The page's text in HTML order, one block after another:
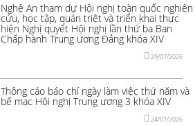
Nghệ An tham dự Hội nghị toàn quốc nghiên
cứu, học tập, quán triệt và triển khai thực
hiện Nghị quyết Hội nghị lần thứ ba Ban
Chấp hành Trung ương Đảng khóa XIV
29/07/2026
Thông cáo báo chí ngày làm việc thứ năm và
bế mạc Hội nghị Trung ương 3 khóa XIV
24/07/2026